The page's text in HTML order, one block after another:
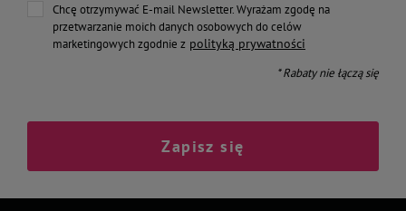
Chcę otrzymywać E-mail Newsletter. Wyrażam zgodę na
przetwarzanie moich danych osobowych do celów
marketingowych zgodnie z polityką prywatności
* Rabaty nie łączą się
Zapisz się